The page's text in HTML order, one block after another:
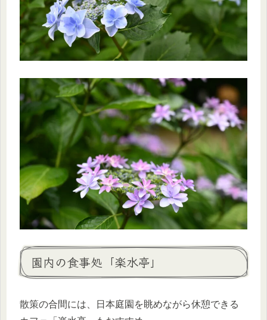
園内の食事処「楽水亭」
散策の合間には、日本庭園を眺めながら休憩できる